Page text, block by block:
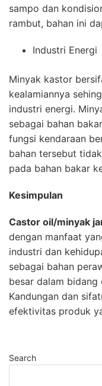
sampo dan
rambut, bahan ini
Industri Energi
Minyak kastor
kealamiannya
industri energi.
sebagai bahan
fungsi kendaraan
bahan tersebut
pada bahan bakar
Kesimpulan
Castor oil/minyak
dengan manfaat
industri dan
sebagai bahan
besar dalam
Kandungan dan
efektivitas produk
Search